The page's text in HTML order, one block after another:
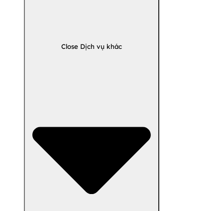
Close Dịch vụ khác